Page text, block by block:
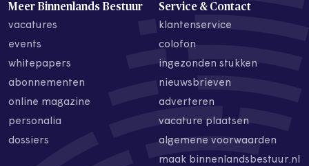
Meer Binnenlands Bestuur
vacatures
events
whitepapers
abonnementen
online magazine
personalia
dossiers
Service & Contact
klantenservice
colofon
ingezonden stukken
nieuwsbrieven
adverteren
vacature plaatsen
algemene voorwaarden
maak binnenlandsbestuur.nl